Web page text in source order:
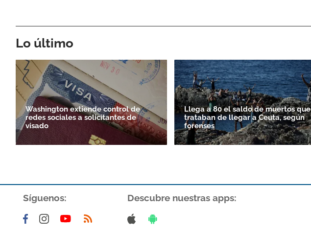
Lo último
Washington extiende control de
redes sociales a solicitantes de
visado
Llega a 80 el saldo de muertos que
trataban de llegar a Ceuta, según
forenses
Síguenos: Descubre nuestras apps: